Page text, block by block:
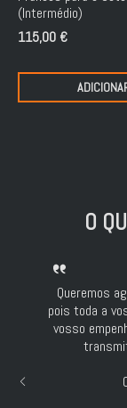
(Intermédio)
115,00 €
O
Queremos
pois toda a
vosso